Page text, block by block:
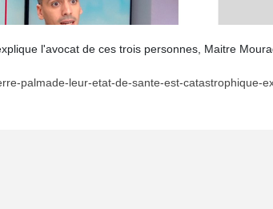
l'avocat de ces trois personnes, Maitre
palmade-leur-etat-de-sante-est-catastrophique-